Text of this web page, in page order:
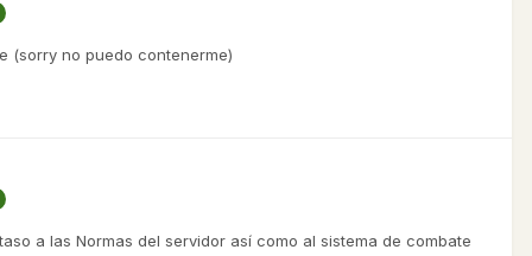
(sorry no puedo contenerme)
a las Normas del servidor así como al sistema de combate